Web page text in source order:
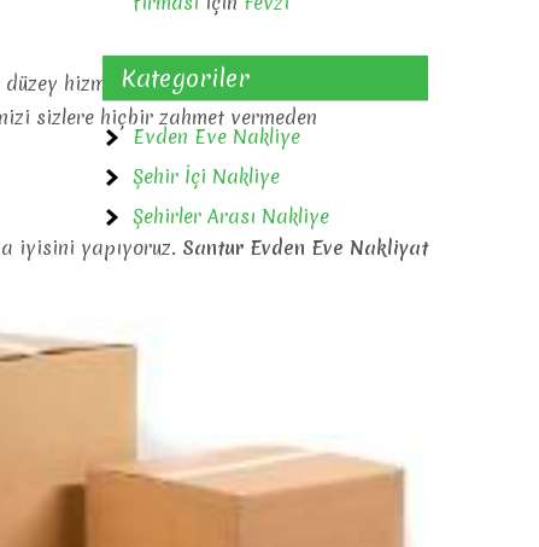
hizmet kalitemizle çıtayı her zaman
sizlere hiçbir zahmet vermeden
iyisini yapıyoruz. Santur Evden Eve Nakliyat
Kategoriler
Evden Eve Nakliye
Şehir İçi Nakliye
Şehirler Arası Nakliye